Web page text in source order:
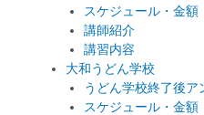
スケジュール・金額
講師紹介
講習内容
大和うどん学校
うどん学校終了後ア
スケジュール・金額